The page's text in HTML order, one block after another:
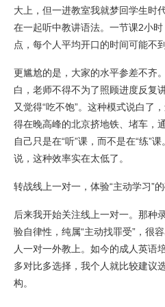
大上，但一进教室我就梦回学生时
在一起听中教讲语法。一节课2小
点，每个人平均开口的时间可能不
更尴尬的是，大家的水平参差不齐
白，老师不得不为了照顾进度反复
又觉得“吃不饱”。这种模式说白了
得在晚高峰的北京挤地铁、堵车，
自己只是在“听”课，而不是在“练”
说，这种效率实在太低了。
转战线上一对一，体验“主动学习”
后来我开始关注线上一对一。那种
验自律性，纯属“主动找罪受”，很
人一对一外教上。如今的成人英语
多对比多选择，我个人就比较建议
构。